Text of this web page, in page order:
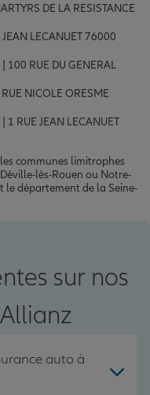
DE LA RESISTANCE
JEAN LECANUET 76000
| 100 RUE DU GENERAL
RUE NICOLE ORESME
| 1 RUE JEAN LECANUET
communes limitrophes
lès-Rouen ou Notre-
le département de la Seine-
sur nos
auto à